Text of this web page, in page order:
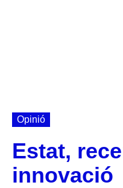
Opinió
Estat,
innovació